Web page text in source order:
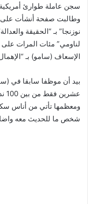
سجن عاملة طوارئ
وطالبت صفحة أنشأت على
نوزنجا” بـ “الحقيقة
لناومي” مئات المرات على
الإسعاف (سامو) بـ
ومعظمها تأتي من أناس
شخص ما للحديث معه